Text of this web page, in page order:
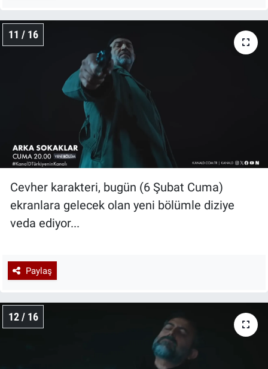
11 / 16
Cevher karakteri, bugün (6 Şubat Cuma)
ekranlara gelecek olan yeni bölümle diziye
veda ediyor...
Paylaş
12 / 16